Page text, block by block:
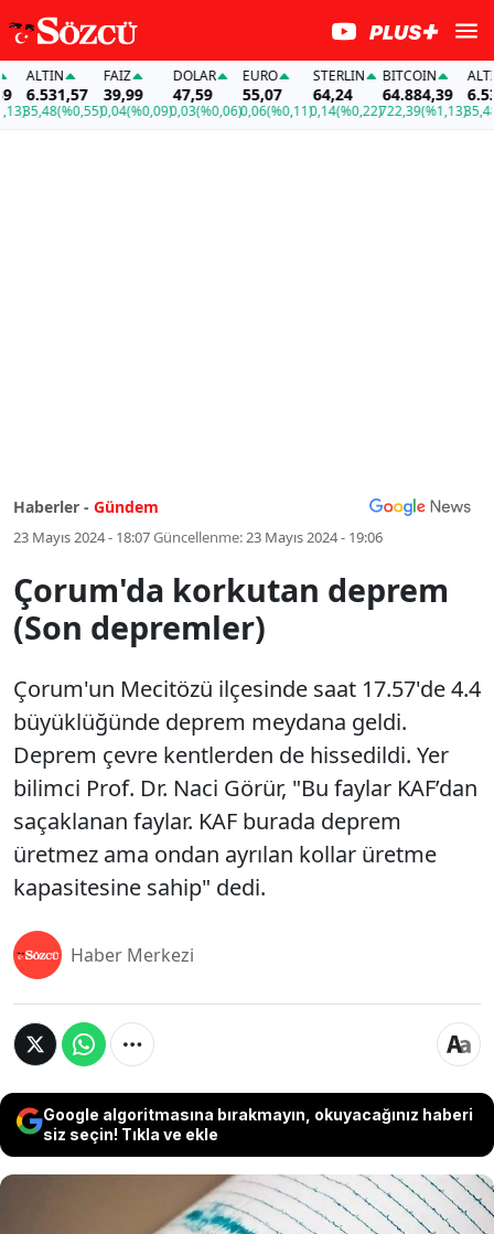
(%0,55)
FAİZ
39,99
0,04(%0,09)
DOLAR
47,59
0,03(%0,06)
EURO
55,07
0,06(%0,11)
STERLIN
64,24
0,14(%0,22)
BITCOIN
64.884,39
722,39(%1,13)
ALTIN
35,48
Haberler - Gündem
23 Mayıs 2024 - 18:07Güncellenme:23 Mayıs 2024 - 19:06
Çorum'da korkutan deprem
(Son depremler)
Çorum'un Mecitözü ilçesinde saat 17.57'de 4.4
büyüklüğünde deprem meydana geldi.
Deprem çevre kentlerden de hissedildi. Yer
bilimci Prof. Dr. Naci Görür, "Bu faylar KAF’dan
saçaklanan faylar. KAF burada deprem
üretmez ama ondan ayrılan kollar üretme
kapasitesine sahip" dedi.
Haber Merkezi
Google algoritmasına bırakmayın, okuyacağınız haberi
siz seçin! Tıkla ve ekle